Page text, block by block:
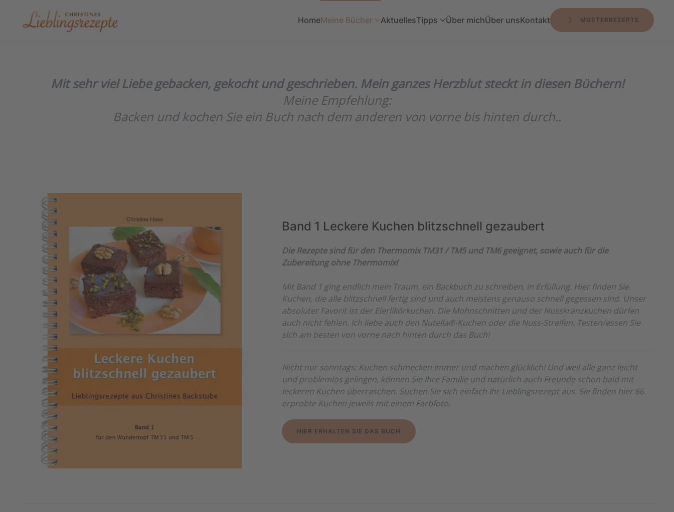
Skip to main content
HomeMeine Bücher AktuellesTipps Über michÜber unsKontakt MUSTERREZEPTE
Mit sehr viel Liebe gebacken, gekocht und geschrieben. Mein ganzes Herzblut steckt in diesen Büchern!
Meine Empfehlung:
Backen und kochen Sie ein Buch nach dem anderen von vorne bis hinten durch..
Band 1 Leckere Kuchen blitzschnell gezaubert
Die Rezepte sind für den Thermomix TM31 / TM5 und TM6 geeignet, sowie auch für die
Zubereitung ohne Thermomix!
Mit Band 1 ging endlich mein Traum, ein Backbuch zu schreiben, in Erfüllung. Hier finden Sie
Kuchen, die alle blitzschnell fertig sind und auch meistens genauso schnell gegessen sind. Unser
absoluter Favorit ist der Eierlikörkuchen. Die Mohnschnitten und der Nusskranzkuchen dürfen
auch nicht fehlen. Ich liebe auch den Nutella®-Kuchen oder die Nuss-Streifen. Testen/essen Sie
sich am besten von vorne nach hinten durch das Buch!
Nicht nur sonntags: Kuchen schmecken immer und machen glücklich! Und weil alle ganz leicht
und problemlos gelingen, können Sie Ihre Familie und natürlich auch Freunde schon bald mit
leckeren Kuchen überraschen. Suchen Sie sich einfach Ihr Lieblingsrezept aus. Sie finden hier 66
erprobte Kuchen jeweils mit einem Farbfoto.
HIER ERHALTEN SIE DAS BUCH